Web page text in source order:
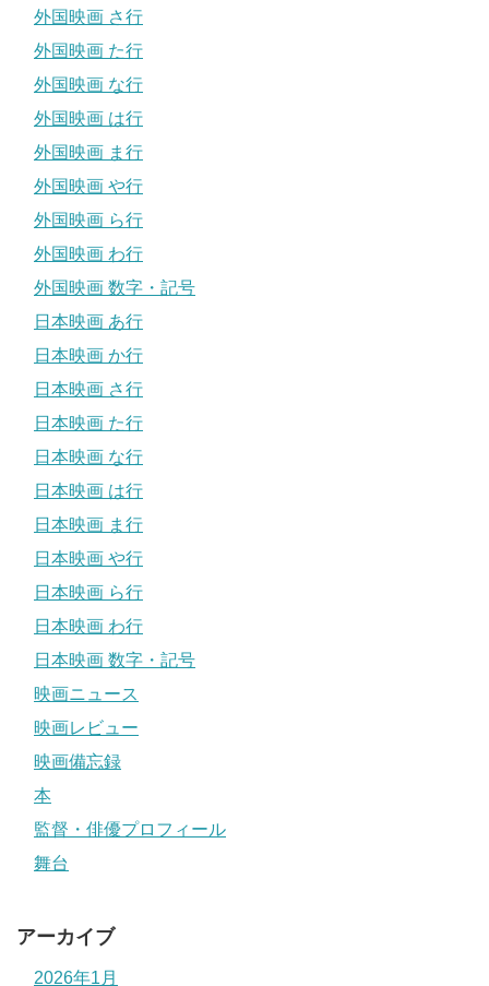
外国映画 さ行
外国映画 た行
外国映画 な行
外国映画 は行
外国映画 ま行
外国映画 や行
外国映画 ら行
外国映画 わ行
外国映画 数字・記号
日本映画 あ行
日本映画 か行
日本映画 さ行
日本映画 た行
日本映画 な行
日本映画 は行
日本映画 ま行
日本映画 や行
日本映画 ら行
日本映画 わ行
日本映画 数字・記号
映画ニュース
映画レビュー
映画備忘録
本
監督・俳優プロフィール
舞台
アーカイブ
2026年1月